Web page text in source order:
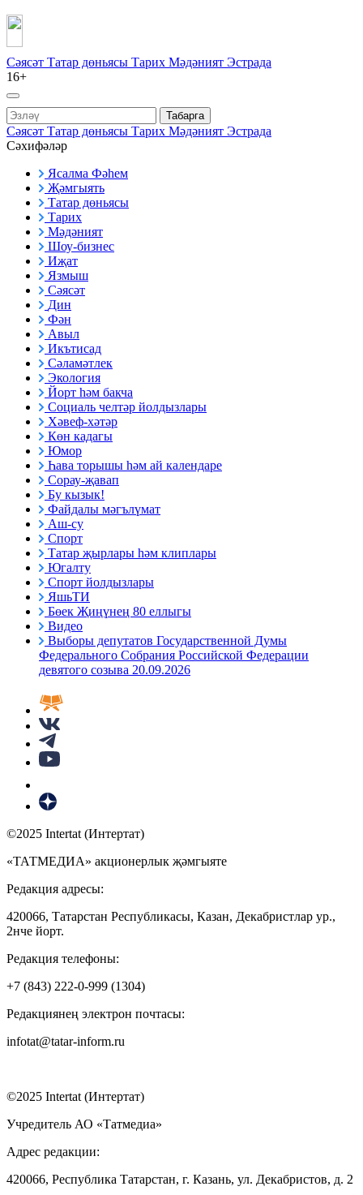
Сәясәт Татар дөньясы Тарих Мәдәният Эстрада
16+
Табарга
Сәясәт Татар дөньясы Тарих Мәдәният Эстрада
Сәхифәләр
Ясалма Фәһем
Җәмгыять
Татар дөньясы
Тарих
Мәдәният
Шоу-бизнес
Иҗат
Язмыш
Сәясәт
Дин
Фән
Авыл
Икътисад
Сәламәтлек
Экология
Йорт һәм бакча
Социаль челтәр йолдызлары
Хәвеф-хәтәр
Көн кадагы
Юмор
Һава торышы һәм ай календаре
Сорау-җавап
Бу кызык!
Файдалы мәгълүмат
Аш-су
Спорт
Татар җырлары һәм клиплары
Югалту
Спорт йолдызлары
ЯшьТИ
Бөек Җиңүнең 80 еллыгы
Видео
Выборы депутатов Государственной Думы
Федерального Собрания Российской Федерации
девятого созыва 20.09.2026
©2025 Intertat (Интертат)
«ТАТМЕДИА» акционерлык җәмгыяте
Редакция адресы:
420066, Татарстан Республикасы, Казан, Декабристлар ур.,
2нче йорт.
Редакция телефоны:
+7 (843) 222-0-999 (1304)
Редакциянең электрон почтасы:
infotat@tatar-inform.ru
©2025 Intertat (Интертат)
Учредитель АО «Татмедиа»
Адрес редакции:
420066, Республика Татарстан, г. Казань, ул. Декабристов, д. 2